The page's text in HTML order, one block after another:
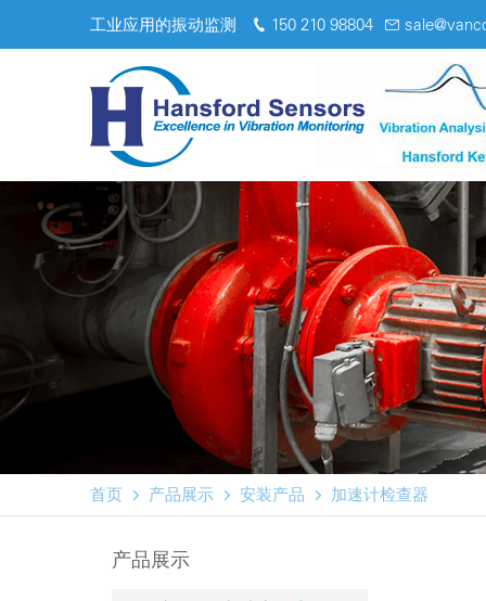
工业应用的振动监测 150 210 98804
首页  产品展示  安装产品  加速计检查器
产品展示